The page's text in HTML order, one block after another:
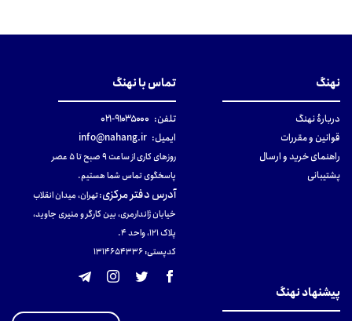
نهنگ
دربارهٔ نهنگ
قوانین و مقررات
راهنمای خرید و ارسال
پشتیبانی
تماس با نهنگ
تلفن: ۹۱۰۳۵۰۰۰-۰۲۱
ایمیل: info@nahang.ir
روزهای کاری از ساعت ۹ صبح تا ۵ عصر
پاسخگوی تماس شما هستیم.
آدرس دفتر مرکزی:تهران، میدان انقلاب
خیابان ژاندارمری، بین کارگر و منیری جاوید،
پلاک 121، واحد ۴.
کدپستی: 131465433۶
پیشنهاد نهنگ